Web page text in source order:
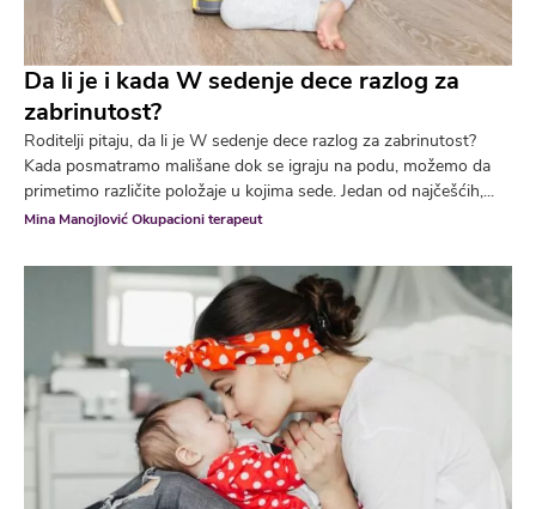
Da li je i kada W sedenje dece razlog za
zabrinutost?
Roditelji pitaju, da li je W sedenje dece razlog za zabrinutost?
Kada posmatramo mališane dok se igraju na podu, možemo da
primetimo različite položaje u kojima sede. Jedan od najčešćih,...
Mina Manojlović Okupacioni terapeut